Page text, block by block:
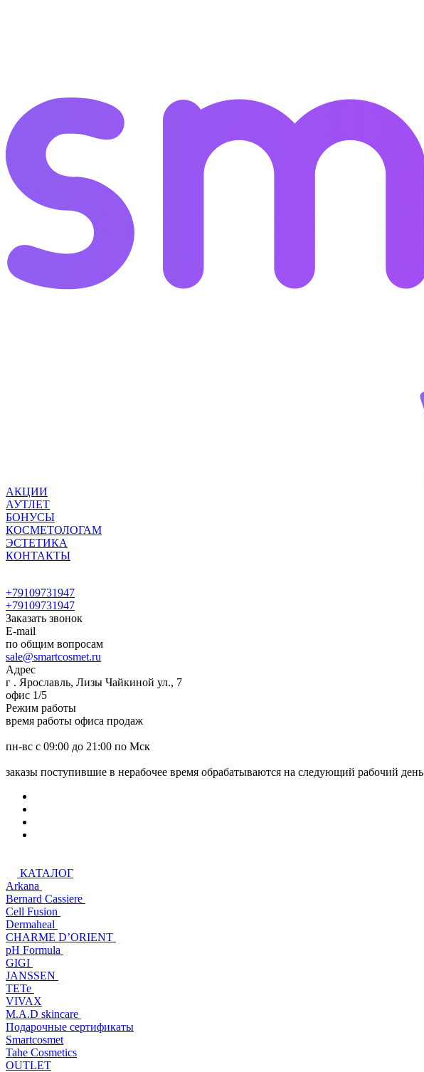
АКЦИИ
АУТЛЕТ
БОНУСЫ
КОСМЕТОЛОГАМ
ЭСТЕТИКА
КОНТАКТЫ
+79109731947
+79109731947
Заказать звонок
E-mail
по общим вопросам
sale@smartcosmet.ru
Адрес
г . Ярославль, Лизы Чайкиной ул., 7
офис 1/5
Режим работы
время работы офиса продаж
пн-вс с 09:00 до 21:00 по Мск
заказы поступившие в нерабочее время обрабатываются на следующий рабочий день
КАТАЛОГ
Arkana
Bernard Cassiere
Cell Fusion
Dermaheal
CHARME D’ORIENT
pH Formula
GIGI
JANSSEN
TETe
VIVAX
M.A.D skincare
Подарочные сертификаты
Smartcosmet
Tahe Cosmetics
OUTLET